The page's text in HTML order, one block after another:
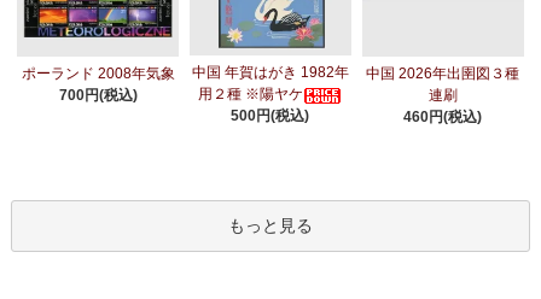
ポーランド 2008年気象
700円(税込)
中国 年賀はがき 1982年
用２種 ※陽ヤケ
500円(税込)
中国 2026年出圉図３種
連刷
460円(税込)
もっと見る